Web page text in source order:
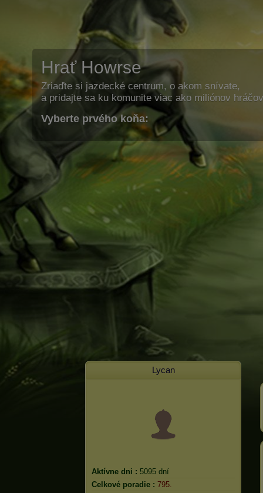
Hrať Howrse
Zriaďte si jazdecké centrum, o akom snívate,
a pridajte sa ku komunite viac ako miliónov
Vyberte prvého koňa:
Lycan
Aktívne dni : 5095 dní
Celkové poradie : 795.